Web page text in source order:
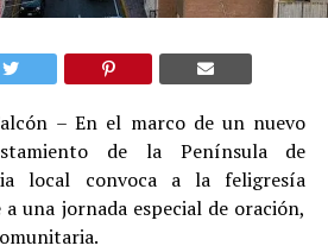
– En el marco de un nuevo
de la Península de
local convoca a la feligresía
una jornada especial de oración,